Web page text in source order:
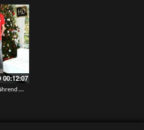
00:12:07
Ich bumse die Schwester während wir weihnachtsbilder machen